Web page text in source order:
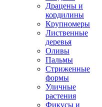
Драцены и
кордилины
Крупномеры
Лиственные
деревья
Оливы
Пальмы
Стриженные
формы
Уличные
растения
Фикусы и